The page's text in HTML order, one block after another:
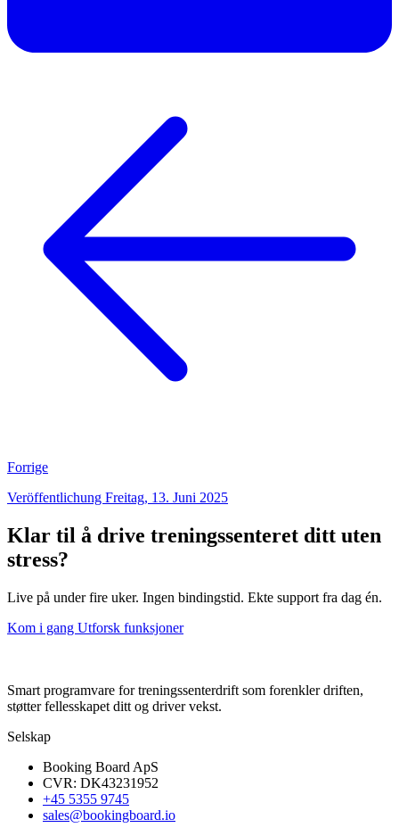
Forrige
Veröffentlichung Freitag, 13. Juni 2025
Klar til å drive treningssenteret ditt uten
stress?
Live på under fire uker. Ingen bindingstid. Ekte support fra dag én.
Kom i gang Utforsk funksjoner
Smart programvare for treningssenterdrift som forenkler driften,
støtter fellesskapet ditt og driver vekst.
Selskap
Booking Board ApS
CVR: DK43231952
+45 5355 9745
sales@bookingboard.io